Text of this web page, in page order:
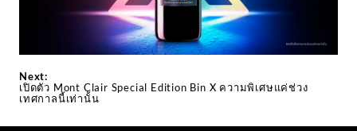
Next:
เปิดตัว Mont Clair Special Edition Bin X ความพิเศษแค่ช่วง
เทศกาลนี้เท่านั้น